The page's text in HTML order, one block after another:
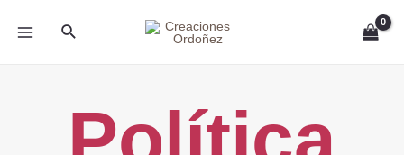
Buscar